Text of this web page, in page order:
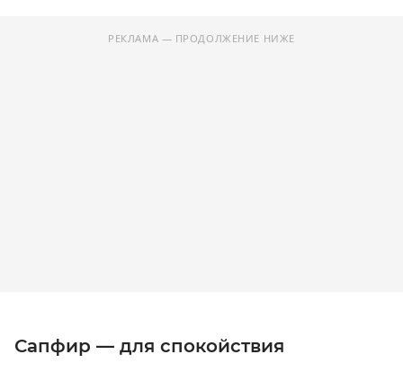
РЕКЛАМА — ПРОДОЛЖЕНИЕ НИЖЕ
Сапфир — для спокойствия